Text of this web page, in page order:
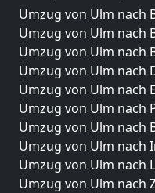
Umzug von Ulm nach
Umzug von Ulm nach
Umzug von Ulm nach
Umzug von Ulm nach
Umzug von Ulm nach
Umzug von Ulm nach
Umzug von Ulm nach
Umzug von Ulm nach
Umzug von Ulm nach
Umzug von Ulm nach